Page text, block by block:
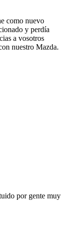
como nuevo
y perdía
a vosotros
nuestro Mazda.
por gente muy